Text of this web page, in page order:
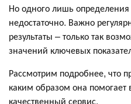
Но одного лишь
недостаточно. Важно
результаты – только так
значений ключевых
Рассмотрим подробнее, что
каким образом она помогает
качественный сервис.